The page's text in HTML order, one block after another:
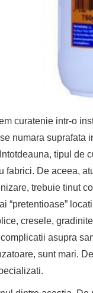
curatenie intr-o
numara suprafata
tipul de
fabrici. De aceea,
trebuie tinut
“pretentioase”
cresele,
asupra
sunt mari.